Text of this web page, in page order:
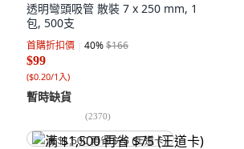
透明彎頭吸管 散裝 7 x 250 mm, 1
包, 500支
首購折扣價 40%$166
$99
($0.20/1入)
暫時缺貨
(2370)
满 $1,500 再省 $75 (王道卡)